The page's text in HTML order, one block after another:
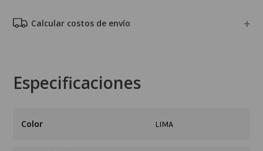
Calcular costos de envío
Especificaciones
LIMA